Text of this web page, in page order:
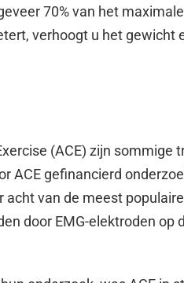
70% van het
verhoogt u het gewicht
(ACE) zijn sommige
ACE gefinancierd
van de meest
door EMG-elektroden op